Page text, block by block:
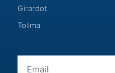
Girardot
Tolima